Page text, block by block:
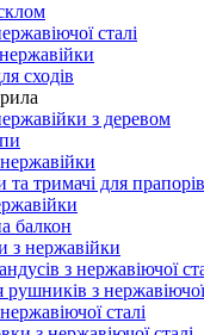
сталі
сходів
з деревом
тримачі для прапорів
балкон
з нержавійки
з нержавіючої
з нержавіючої
сталі